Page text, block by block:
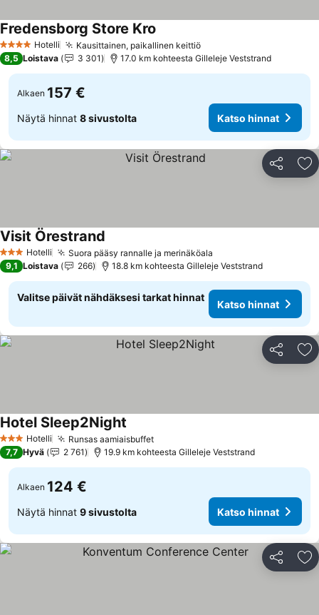
4 Tähtiluokitus
Hotelli Kausittainen, paikallinen keittiö
Fredensborg Store Kro
8,5 Loistava 3 301 17.0 km kohteesta Gilleleje Veststrand
Alkaen 157 €
Näytä hinnat 8 sivustolta Katso hinnat
Jaa
3 Tähtiluokitus
Hotelli Suora pääsy rannalle ja merinäköala
Visit Örestrand
9,1 Loistava 266 18.8 km kohteesta Gilleleje Veststrand
Valitse päivät nähdäksesi tarkat hinnat
Katso hinnat
Jaa
3 Tähtiluokitus
Hotelli Runsas aamiaisbuffet
Hotel Sleep2Night
7,7 Hyvä 2 761 19.9 km kohteesta Gilleleje Veststrand
Alkaen 124 €
Näytä hinnat 9 sivustolta Katso hinnat
Jaa